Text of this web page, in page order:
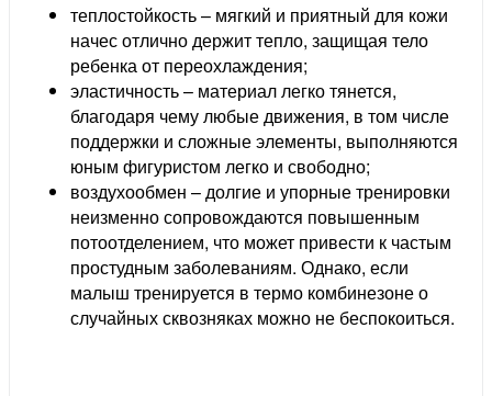
теплостойкость – мягкий и приятный для кожи
начес отлично держит тепло, защищая тело
ребенка от переохлаждения;
эластичность – материал легко тянется,
благодаря чему любые движения, в том числе
поддержки и сложные элементы, выполняются
юным фигуристом легко и свободно;
воздухообмен – долгие и упорные тренировки
неизменно сопровождаются повышенным
потоотделением, что может привести к частым
простудным заболеваниям. Однако, если
малыш тренируется в термо комбинезоне о
случайных сквозняках можно не беспокоиться.